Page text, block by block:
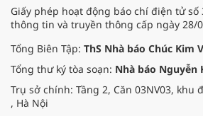
Giấy phép hoạt động báo chí điện tử số
thông tin và truyền thông cấp ngày 28/
Tổng Biên Tập: ThS Nhà báo Chúc Kim
Tổng thư ký tòa soạn: Nhà báo Nguyễn
Trụ sở chính: Tầng 2, Căn 03NV03, khu
, Hà Nội